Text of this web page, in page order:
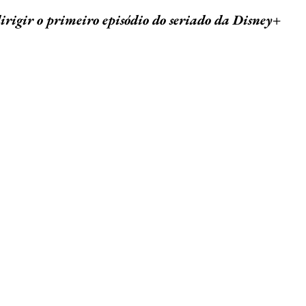
Educação Folclore Análise narrativa Científica
estrelas.
o primeiro episódio do seriado da Disney+